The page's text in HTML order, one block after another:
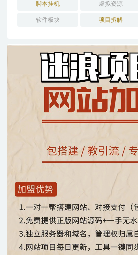
脚本挂机 虚拟资源
软件板块 项目拆解